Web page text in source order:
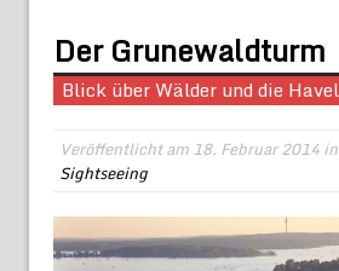
Der Grunewaldturm
Blick über Wälder und die Havel
Veröffentlicht am18. Februar 2014in
Sightseeing